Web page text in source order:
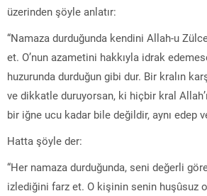
üzerinden şöyle anlatır:
“Namaza durduğunda kendini Allah-u
et. O’nun azametini hakkıyla idrak
huzurunda durduğun gibi dur. Bir kralın
ve dikkatle duruyorsan, ki hiçbir kral
bir iğne ucu kadar bile değildir, aynı edep
Hatta şöyle der:
“Her namaza durduğunda, seni değerli
izlediğini farz et. O kişinin senin huşûsuz